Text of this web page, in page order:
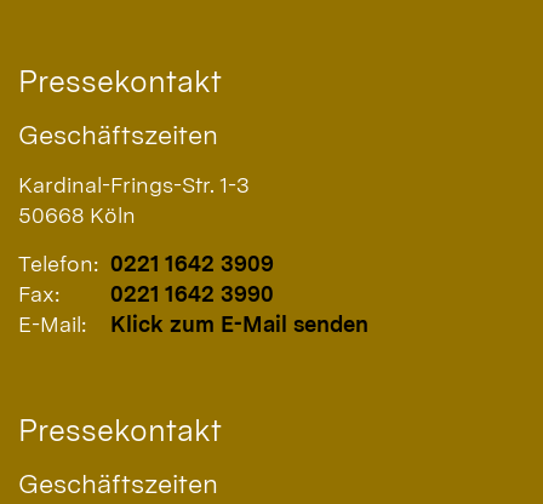
Pressekontakt
Geschäftszeiten
Kardinal-Frings-Str. 1-3
50668 Köln
Telefon: 0221 1642 3909
Fax:
0221 1642 3990
E-Mail:
Klick zum E-Mail senden
Pressekontakt
Geschäftszeiten